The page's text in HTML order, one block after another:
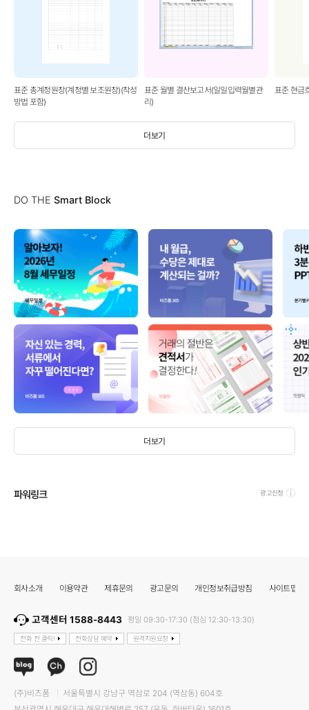
더보기
표준 총계정원장(계정별 보조원장)(작성
방법 포함)
표준 월별 결산보고서(일일입력월별관
리)
표준 현금
DO THE Smart Block
더보기
파워링크 광고신청
회사소개 이용약관 제휴문의 광고문의 개인정보취급방침 사이트맵
고객센터 1588-8443 평일 09:30-17:30 (점심 12:30-13:30)
전화 전 클릭! 전화상담 예약 원격지원요청
(주)비즈폼
서울특별시 강남구 역삼로 204 (역삼동) 604호